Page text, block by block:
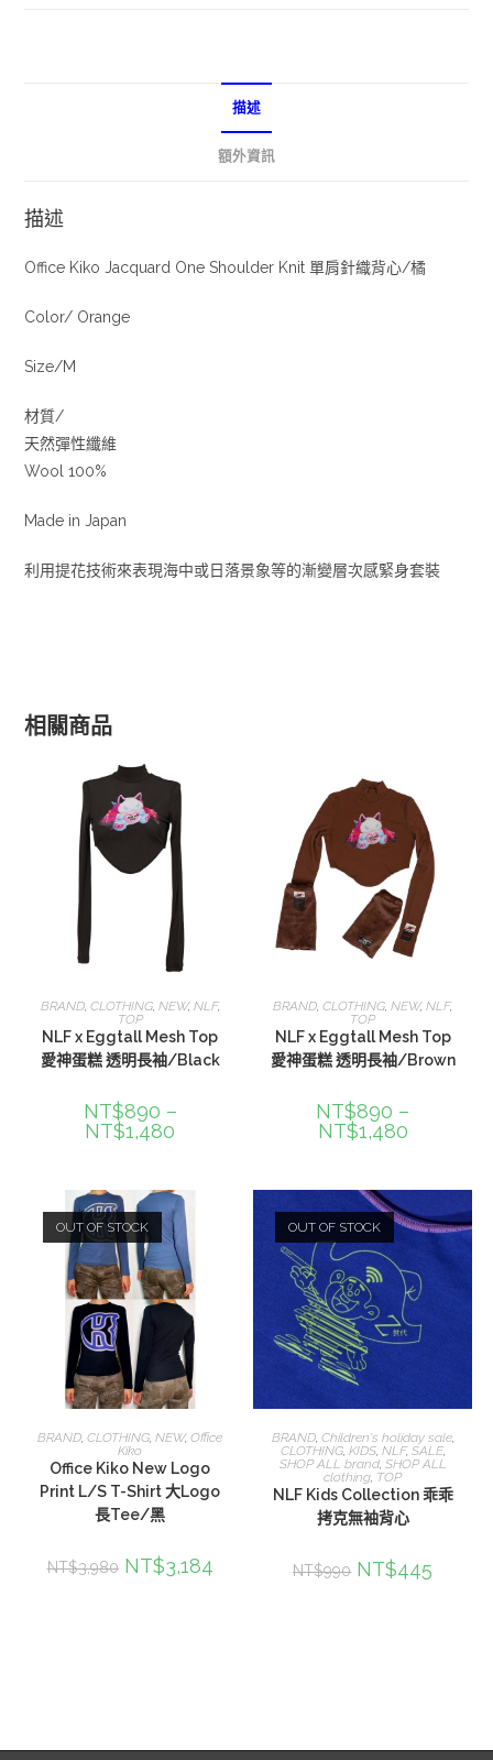
描述
額外資訊
描述
Office Kiko Jacquard One Shoulder Knit 單肩針織背心/橘
Color/ Orange
Size/M
材質/
天然彈性纖維
Wool 100%
Made in Japan
利用提花技術來表現海中或日落景象等的漸變層次感緊身套裝
相關商品
選擇規格
BRAND, CLOTHING, NEW, NLF,
TOP
NLF x Eggtall Mesh Top
愛神蛋糕 透明長袖/Black
NT$890 –
NT$1,480
選擇規格
BRAND ,CLOTHING ,NEW,NLF,
TOP
NLF x Eggtall Mesh Top
愛神蛋糕 透明長袖/Brown
NT$890 –
NT$1,480
OUT OF STOCK
選擇規格
BRAND,CLOTHING,NEW,Office
Kiko
Office Kiko New Logo
Print L/S T-Shirt 大Logo
長Tee/黑
NT$3,980 NT$3,184
OUT OF STOCK
選擇規格
BRAND, Children's holiday sale,
CLOTHING, KIDS, NLF, SALE,
SHOP ALL brand, SHOP ALL
clothing, TOP
NLF Kids Collection 乖乖
拷克無袖背心
NT$990 NT$445